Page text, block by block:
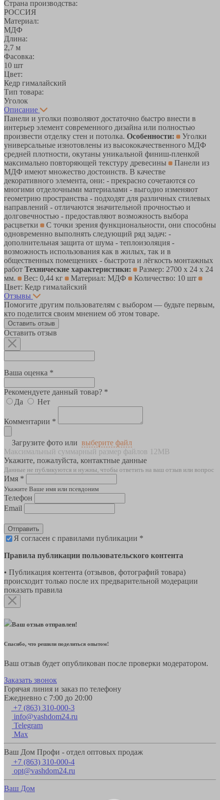
Страна производства:
РОССИЯ
Материал:
МДФ
Длина:
2,7 м
Фасовка:
10 шт
Цвет:
Кедр гималайский
Тип товара:
Уголок
Описание
Панели и уголки позволяют достаточно быстро внести в
интерьер элемент современного дизайна или полностью
произвести отделку стен и потолка. Особенности:
Уголки
универсальные изнотовлены из высококачественного МДФ
средней плотности, окутаны уникальной финиш-пленкой
максимально повторяющей текстуру древесины
Панели из
МДФ имеют множество достоинств. В качестве
декоративного элемента, они: - прекрасно сочетаются со
многими отделочными материалами - выгодно изменяют
геометрию пространства - подходят для различных стилевых
направлений - отличаются значительной прочностью и
долговечностью - предоставляют возможность выбора
расцветки
С точки зрения функциональности, они способны
одновременно выполнять следующий ряд задач: -
дополнительная защита от шума - теплоизоляция -
возможность использования как в жилых, так и в
общественных помещениях - быстрота и лёгкость монтажных
работ Технические характеристики:
Размер: 2700 х 24 х 24
мм.
Вес: 0,44 кг Материал: МДФ
Количество: 10 шт
Цвет: Кедр гималайский
Отзывы
Помогите другим пользователям с выбором — будьте первым,
кто поделится своим мнением об этом товаре.
Оставить отзыв
Оставить отзыв
Ваша оценка *
Рекомендуете данный товар? *
Да
Нет
Комментарии *
Загрузите фото или выберите файл
Максимальный суммарный размер файлов 12MB
Укажите, пожалуйста, контактные данные
Данные не публикуются и нужны, чтобы ответить на ваш отзыв или вопрос
Имя *
Укажите Ваше имя или псевдоним
Телефон
Email
Отправить
Я согласен с правилами публикации *
Правила публикации пользовательского контента
• Публикация контента (отзывов, фотографий товара)
происходит только после их предварительной модерации
показать правила
Ваш отзыв отправлен!
Спасибо, что решили поделиться опытом!
Ваш отзыв будет опубликован после проверки модератором.
Заказать звонок
Горячая линия и заказ по телефону
Ежедневно с 7:00 до 20:00
+7 (863) 310-000-3
info@vashdom24.ru
Telegram
Max
Ваш Дом Профи - отдел оптовых продаж
+7 (863) 310-000-4
opt@vashdom24.ru
Ваш Дом